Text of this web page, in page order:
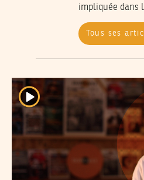
impliquée dans
Tous ses